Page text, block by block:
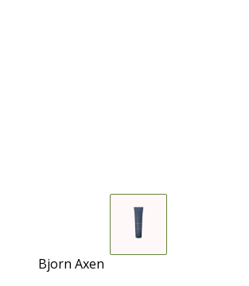
Bjorn Axen